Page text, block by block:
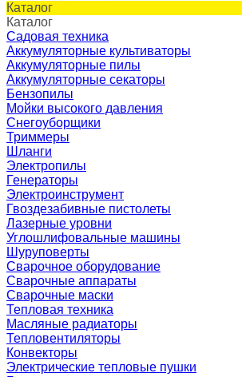
Каталог
Каталог
Садовая техника
Аккумуляторные культиваторы
Аккумуляторные пилы
Аккумуляторные секаторы
Бензопилы
Мойки высокого давления
Снегоуборщики
Триммеры
Шланги
Электропилы
Генераторы
Электроинструмент
Гвоздезабивные пистолеты
Лазерные уровни
Углошлифовальные машины
Шуруповерты
Сварочное оборудование
Сварочные аппараты
Сварочные маски
Тепловая техника
Масляные радиаторы
Тепловентиляторы
Конвекторы
Электрические тепловые пушки